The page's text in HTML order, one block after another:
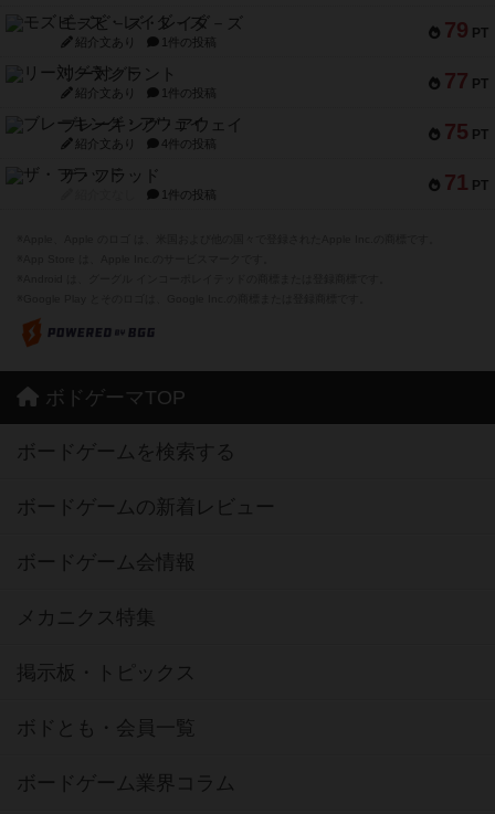
79 PT
モズビ－ズ・レイダ－ズ
紹介文あり 1件の投稿
77 PT
リー対グラント
紹介文あり 1件の投稿
75 PT
ブレーキング・アウェイ
紹介文あり 4件の投稿
71 PT
ザ・フラッド
1件の投稿
ボドゲーマTOP
ボードゲームを検索する
ボードゲームの新着レビュー
ボードゲーム会情報
メカニクス特集
掲示板・トピックス
ボドとも・会員一覧
ボードゲーム業界コラム